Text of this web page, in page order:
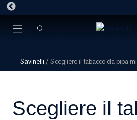
Savinelli / Scegliere il tabacco da pipa
Scegliere il